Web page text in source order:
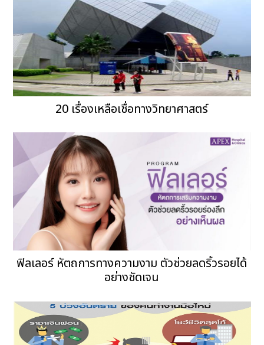
20 เรื่องเหลือเชื่อทางวิทยาศาสตร์
ฟิลเลอร์ หัตถการทางความงาม ตัวช่วยลดริ้วรอยได้
อย่างชัดเจน